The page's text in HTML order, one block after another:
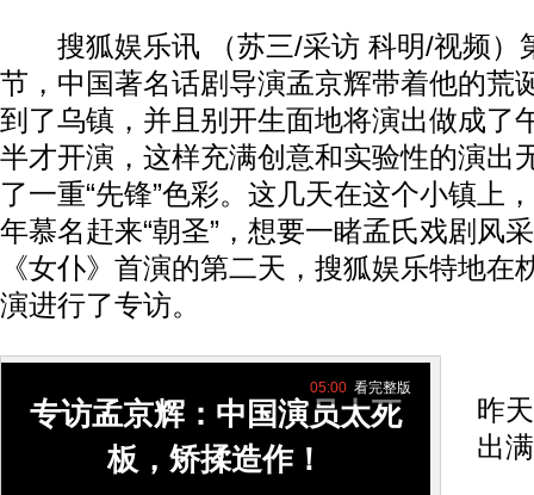
搜狐娱乐讯 （苏三/采访 科明/视频）
节，中国著名话剧导演孟京辉带着他的荒
到了乌镇，并且别开生面地将演出做成
半才开演，这样充满创意和实验性的演出
了一重“先锋”色彩。这几天在这个小镇上
年慕名赶来“朝圣”，想要一睹孟氏戏剧风
《女仆》首演的第二天，搜狐娱乐特地在
演进行了专访。
专访孟京辉：中国演员太死
板，矫揉造作！
05:00 看完整版
昨
出